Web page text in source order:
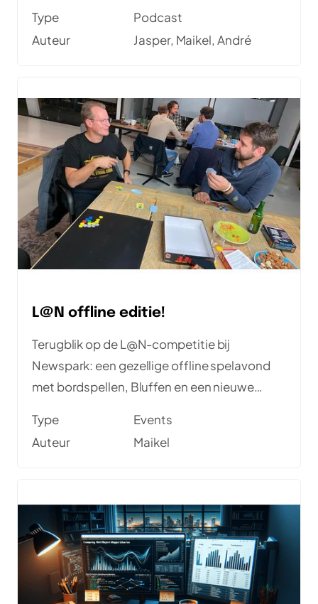
testcode. Een extra lange podcast waarin
testers en developers veel van elkaar leren.
Type
Podcast
Auteur
Jasper, Maikel, André
L@N offline editie!
Terugblik op de L@N-competitie bij
Newspark: een gezellige offline spelavond
met bordspellen, Bluffen en een nieuwe
Type
Events
Auteur
Maikel